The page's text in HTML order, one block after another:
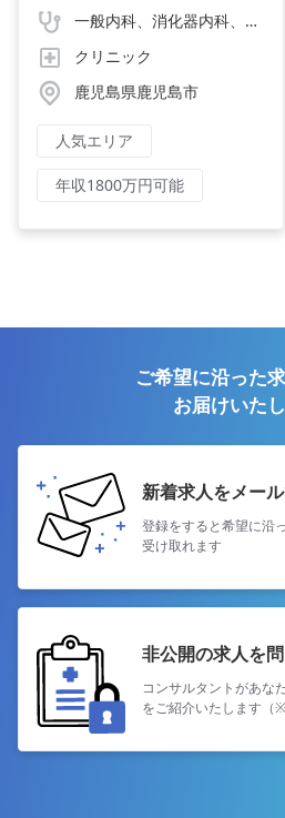
可/40代までの先生活躍中
一般内科、消化器内科、循環器内科、呼吸器内科、血液内科、心療内科、脳神経内科、内分泌内科、老人内科、一般外科、消化器外科、心臓外科、呼吸器外科、脳神経外科、整形外科、形成外科、リハビリテーション科、小児科、産婦人科、婦人科、精神科、眼科、耳鼻咽喉科、皮膚科、泌尿器科、放射線科、人工透析、麻酔科、美容外科、人間ドック・検診、その他
クリニック
鹿児島県鹿児島市
人気エリア
年収1800万円可能
ご希望に沿った
お届けいた
新着求人をメー
登録をすると希望に沿
受け取れます
非公開の求人を
コンサルタントがあな
をご紹介いたします（